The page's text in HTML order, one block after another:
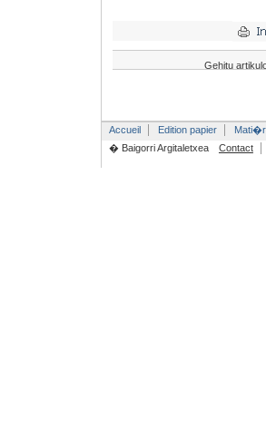
Gehitu
Accueil Edition papier
� Baigorri Argitaletxea
Contact